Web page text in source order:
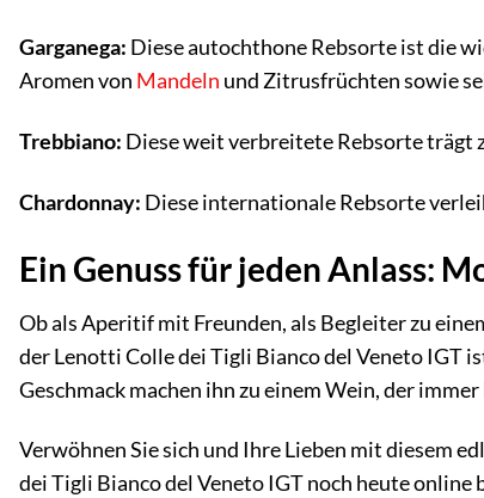
Garganega: Diese autochthone Rebsorte ist die
Aromen von Mandeln und Zitrusfrüchten sowie
Trebbiano: Diese weit verbreitete Rebsorte trägt
Chardonnay: Diese internationale Rebsorte
Ein Genuss für jeden Anlass:
Ob als Aperitif mit Freunden, als Begleiter zu
der Lenotti Colle dei Tigli Bianco del Veneto IGT
Geschmack machen ihn zu einem Wein, der
Verwöhnen Sie sich und Ihre Lieben mit diesem
dei Tigli Bianco del Veneto IGT noch heute online